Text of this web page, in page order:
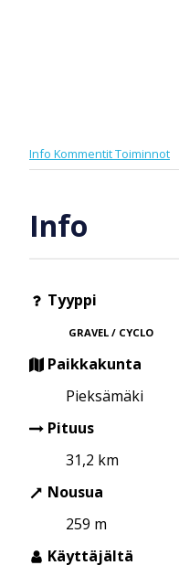
Info KommentitToiminnot
Info
Tyyppi
GRAVEL / CYCLO
Paikkakunta
Pieksämäki
Pituus
31,2 km
Nousua
259 m
Käyttäjältä